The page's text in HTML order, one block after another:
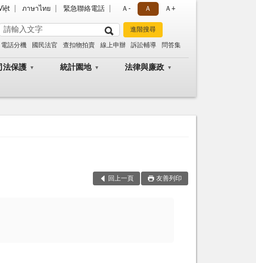
ภาษาไทย 緊急聯絡電話 Ａ- Ａ Ａ+
電話分機 國民法官 查扣物拍賣 線上申辦 訴訟輔導 問答集
法保護 統計園地 法律與廉政
回上一頁 友善列印